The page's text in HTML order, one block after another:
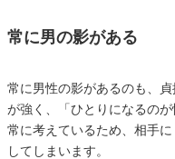
常に男の影がある
常に男性の影があるのも、
が強く、「ひとりになるの
常に考えているため、相手
してしまいます。